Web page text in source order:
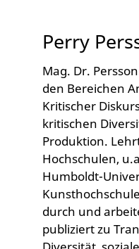
Perry
Mag. Dr.
den Bereichen
Kritischer
kritischen
Produktion.
Hochschulen,
Humboldt-
durch und
publiziert zu